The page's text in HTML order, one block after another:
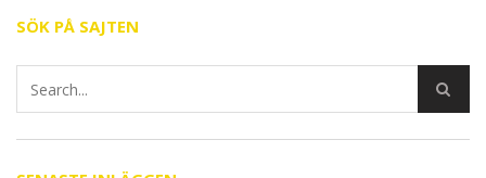
SÖK PÅ SAJTEN